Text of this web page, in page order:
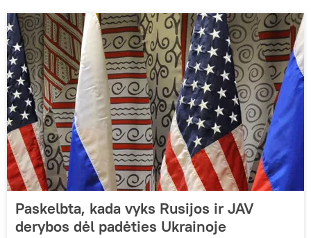
Paskelbta, kada vyks Rusijos ir JAV
derybos dėl padėties Ukrainoje